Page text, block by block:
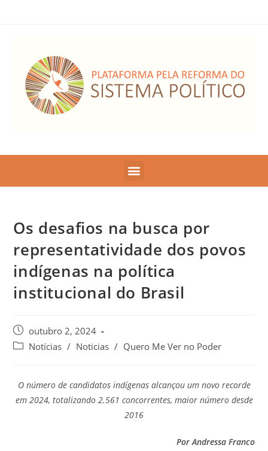
Os desafios na busca por
representatividade dos povos
indígenas na política
institucional do Brasil
outubro 2, 2024
Notícias / Noticias / Quero Me Ver no Poder
O número de candidatos indígenas alcançou um novo recorde
em 2024, totalizando 2.561 concorrentes, maior número desde
2016
Por Andressa Franco